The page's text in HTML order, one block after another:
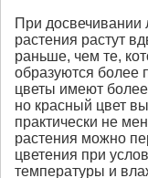
При
растения растут
раньше, чем те,
образуются
цветы имеют
но красный цвет
практически не
растения можно
цветения при
температуры и